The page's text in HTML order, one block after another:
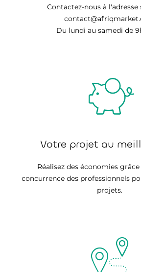
Contactez-nous à l'adresse
Du lundi au samedi de
Votre projet au
Réalisez des économies
concurrence des professionnels
projets.